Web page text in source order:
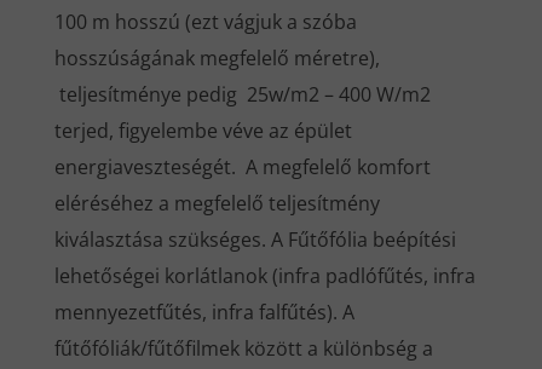
100 m hosszú (ezt vágjuk a szóba
hosszúságának megfelelő méretre),
teljesítménye pedig 25w/m2 – 400 W/m2
terjed, figyelembe véve az épület
energiaveszteségét. A megfelelő komfort
eléréséhez a megfelelő teljesítmény
kiválasztása szükséges. A Fűtőfólia beépítési
lehetőségei korlátlanok (infra padlófűtés, infra
mennyezetfűtés, infra falfűtés). A
fűtőfóliák/fűtőfilmek között a különbség a